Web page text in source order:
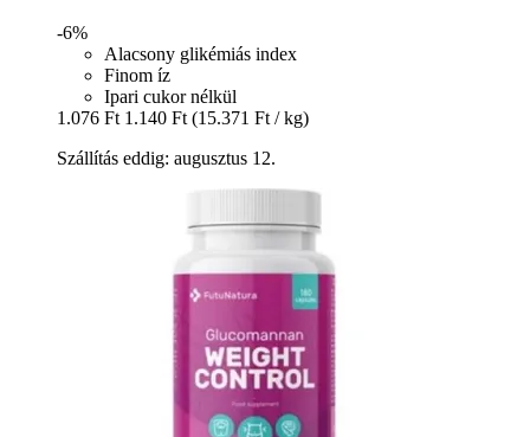
-6%
Alacsony glikémiás index
Finom íz
Ipari cukor nélkül
1.076 Ft 1.140 Ft (15.371 Ft / kg)
Szállítás eddig: augusztus 12.